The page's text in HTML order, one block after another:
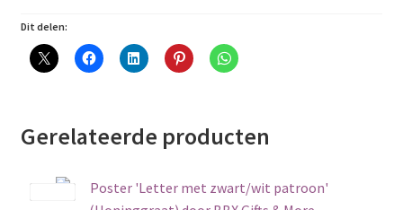
Dit delen:
Gerelateerde producten